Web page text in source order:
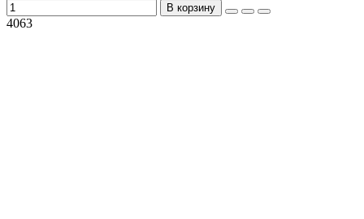
В корзину
4063